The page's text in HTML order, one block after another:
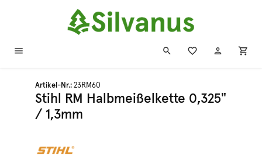
Zum Hauptinhalt springen
Artikel-Nr.: 23RM60
Stihl RM Halbmeißelkette 0,325"
/ 1,3mm